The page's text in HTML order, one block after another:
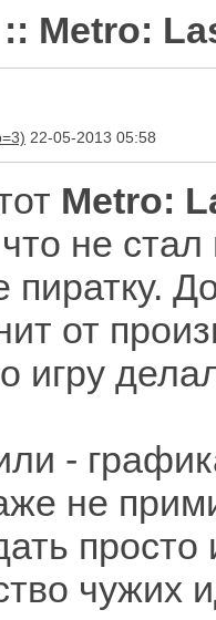
:: Metro:
22-05-2013 05:58
Metro:
не
пиратку.
от
игру
-
не
чужих